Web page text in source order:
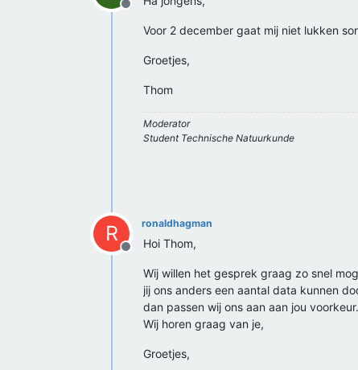
Offline
Voor 2 december gaat mij niet lukken
Groetjes,
Thom
Moderator
Student Technische Natuurkunde
R
Offline
ronaldhagman
Hoi Thom,
Wij willen het gesprek graag zo snel
jij ons anders een aantal data kunnen
dan passen wij ons aan aan jou voorkeur.
Wij horen graag van je,
Groetjes,